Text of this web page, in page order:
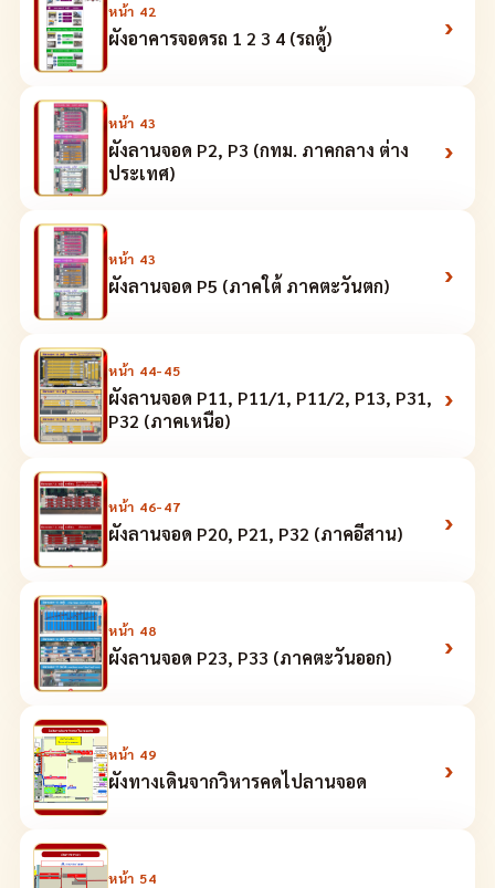
หน้า 42
ผังอาคารจอดรถ 1 2 3 4 (รถตู้) ›
หน้า 43
ผังลานจอด P2, P3 (กทม. ภาคกลาง ต่าง
ประเทศ)
›
หน้า 43
ผังลานจอด P5 (ภาคใต้ ภาคตะวันตก) ›
หน้า 44-45
ผังลานจอด P11, P11/1, P11/2, P13, P31,
P32 (ภาคเหนือ)
›
หน้า 46-47
ผังลานจอด P20, P21, P32 (ภาคอีสาน) ›
หน้า 48
ผังลานจอด P23, P33 (ภาคตะวันออก) ›
หน้า 49
ผังทางเดินจากวิหารคดไปลานจอด ›
หน้า 54